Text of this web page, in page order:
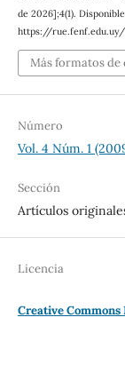
de 2026];4(1).
https://
Más formatos de
Número
Vol. 4 Núm. 1
Sección
Artículos
Licencia
Creative